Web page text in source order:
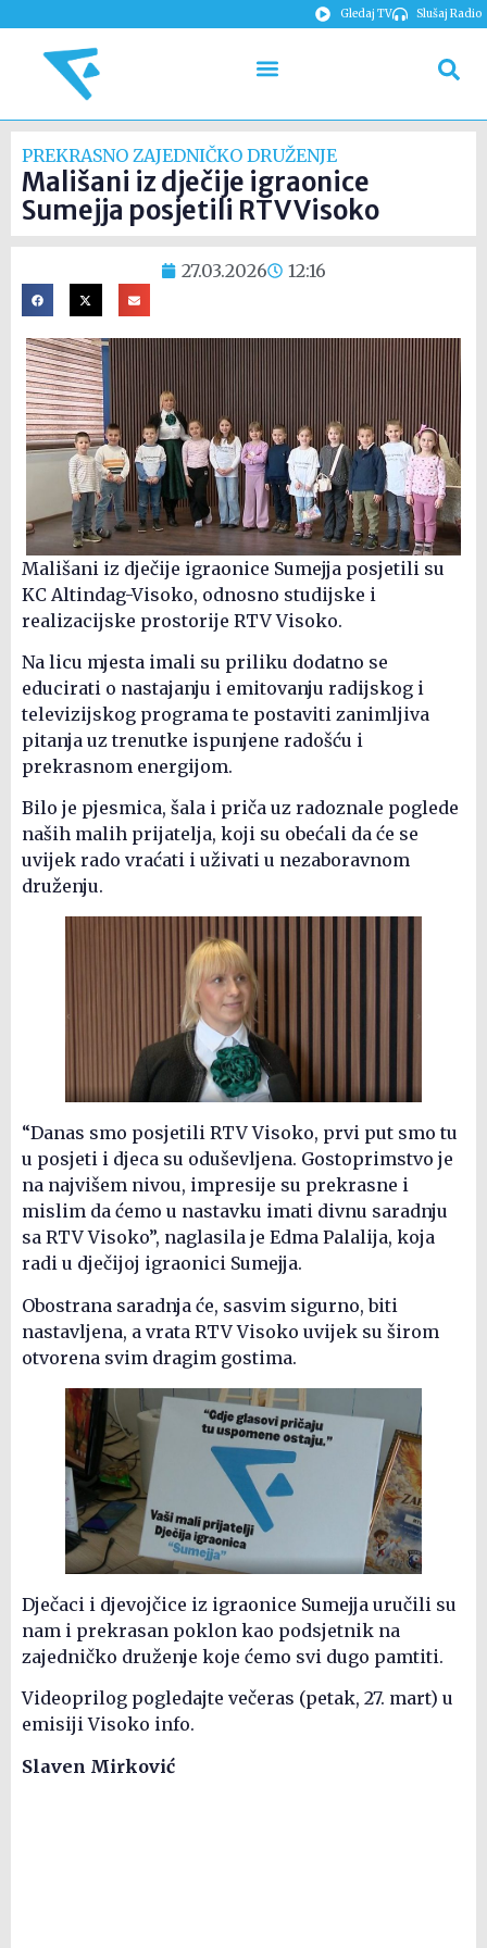
Gledaj TV Slušaj Radio
PREKRASNO ZAJEDNIČKO DRUŽENJE
Mališani iz dječije igraonice
Sumejja posjetili RTV Visoko
27.03.2026 12:16
Mališani iz dječije igraonice Sumejja posjetili su
KC Altindag-Visoko, odnosno studijske i
realizacijske prostorije RTV Visoko.
Na licu mjesta imali su priliku dodatno se
educirati o nastajanju i emitovanju radijskog i
televizijskog programa te postaviti zanimljiva
pitanja uz trenutke ispunjene radošću i
prekrasnom energijom.
Bilo je pjesmica, šala i priča uz radoznale poglede
naših malih prijatelja, koji su obećali da će se
uvijek rado vraćati i uživati u nezaboravnom
druženju.
“Danas smo posjetili RTV Visoko, prvi put smo tu
u posjeti i djeca su oduševljena. Gostoprimstvo je
na najvišem nivou, impresije su prekrasne i
mislim da ćemo u nastavku imati divnu saradnju
sa RTV Visoko”, naglasila je Edma Palalija, koja
radi u dječijoj igraonici Sumejja.
Obostrana saradnja će, sasvim sigurno, biti
nastavljena, a vrata RTV Visoko uvijek su širom
otvorena svim dragim gostima.
Dječaci i djevojčice iz igraonice Sumejja uručili su
nam i prekrasan poklon kao podsjetnik na
zajedničko druženje koje ćemo svi dugo pamtiti.
Videoprilog pogledajte večeras (petak, 27. mart) u
emisiji Visoko info.
Slaven Mirković